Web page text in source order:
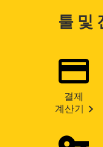
툴 및
결제
계산기